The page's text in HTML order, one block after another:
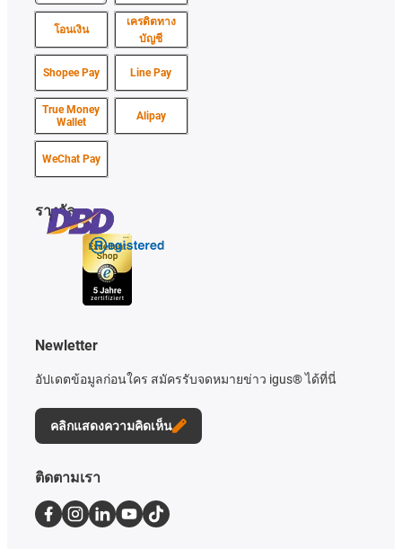
โอนเงิน
เครดิตทาง
บัญชี
Shopee Pay Line Pay
True Money
Wallet
Alipay
WeChat Pay
รางวัล
Newletter
อัปเดตข้อมูลก่อนใคร สมัครรับจดหมายข่าว igus® ได้ที่นี่
คลิกแสดงความคิดเห็น
ติดตามเรา